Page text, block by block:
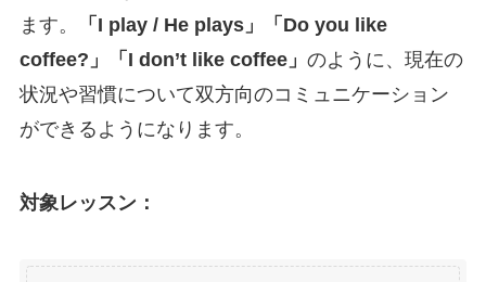
ます。
「I play / He plays」「Do you like
coffee?」「I don’t like coffee」 のように、現在の
状況や習慣について双方向のコミュニケーション
ができるようになります。
対象レッスン：